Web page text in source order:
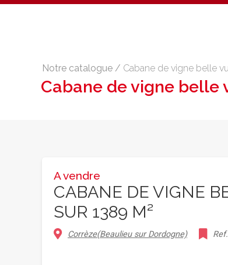
Notre catalogue / Cabane de vigne belle
Cabane de vigne belle
A vendre
CABANE DE VIGNE
SUR 1389 M²
Corrèze(Beaulieu sur Dordogne) Ref.